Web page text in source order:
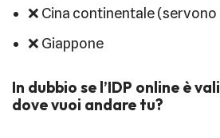
❌ Cina continentale
❌ Giappone
In dubbio se l’IDP online è
dove vuoi andare tu?